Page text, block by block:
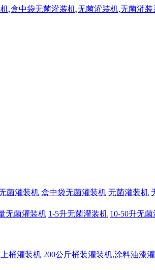
菌灌装机 盒中袋无菌灌装机 无菌灌装机
无菌灌装机 1-5升无菌灌装机 10-50升无
桶灌装机 200公斤桶装灌装机,涂料油漆